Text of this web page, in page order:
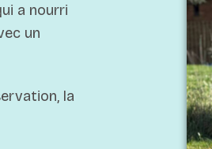
a nourri
un
la